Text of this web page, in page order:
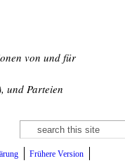
von und für
und Parteien
Suchformular
Suche
Frühere Version